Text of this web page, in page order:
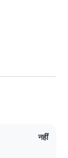
नहीं